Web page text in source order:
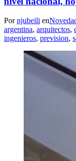
Pornjubeili en
argentina, arquitectos,
ingenieros, prevision,